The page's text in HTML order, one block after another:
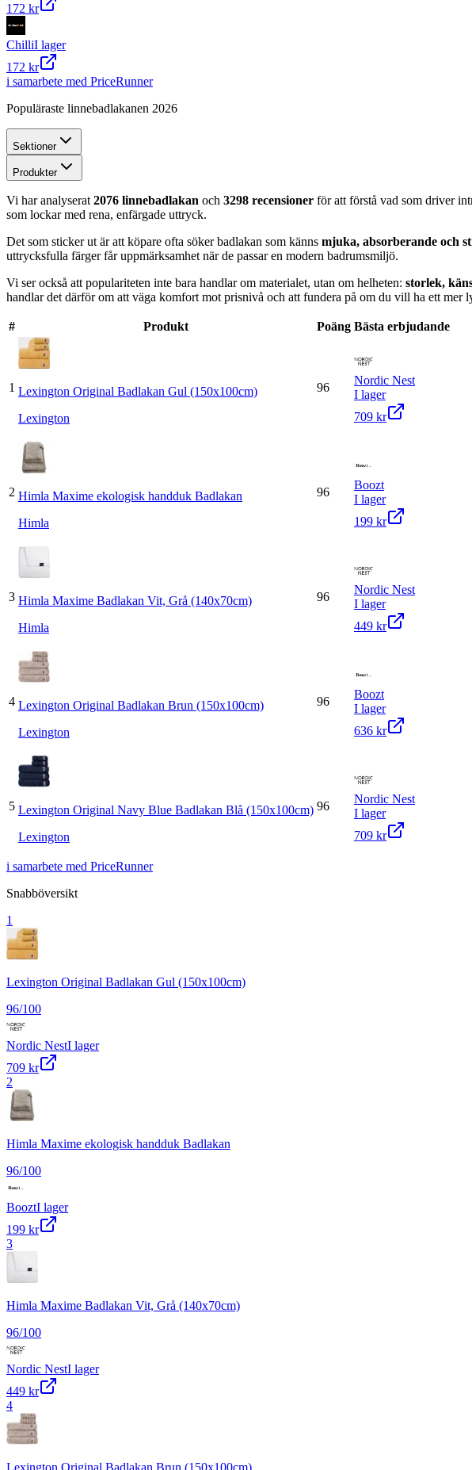
172 kr
ChilliI lager
172 kr
i samarbete med PriceRunner
Populäraste linnebadlakanen 2026
Sektioner
Produkter
Vi har analyserat 2076 linnebadlakan och 3298 recensioner för att förstå vad som driver
som lockar med rena, enfärgade uttryck.
Det som sticker ut är att köpare ofta söker badlakan som känns mjuka, absorberande och
uttrycksfulla färger får uppmärksamhet när de passar en modern badrumsmiljö.
Vi ser också att populariteten inte bara handlar om materialet, utan om helheten: storlek,
handlar det därför om att väga komfort mot prisnivå och att fundera på om du vill ha ett mer
# Produkt Poäng Bästa erbjudande
1 Lexington Original Badlakan Gul (150x100cm)
Lexington
96
Nordic Nest
I lager
709 kr
2 Himla Maxime ekologisk handduk Badlakan
Himla
96
Boozt
I lager
199 kr
3 Himla Maxime Badlakan Vit, Grå (140x70cm)
Himla
96
Nordic Nest
I lager
449 kr
4 Lexington Original Badlakan Brun (150x100cm)
Lexington
96
Boozt
I lager
636 kr
5 Lexington Original Navy Blue Badlakan Blå (150x100cm)
Lexington
96
Nordic Nest
I lager
709 kr
i samarbete med PriceRunner
Snabböversikt
1
Lexington Original Badlakan Gul (150x100cm)
96/100
Nordic NestI lager
709 kr
2
Himla Maxime ekologisk handduk Badlakan
96/100
BooztI lager
199 kr
3
Himla Maxime Badlakan Vit, Grå (140x70cm)
96/100
Nordic NestI lager
449 kr
4
Lexington Original Badlakan Brun (150x100cm)